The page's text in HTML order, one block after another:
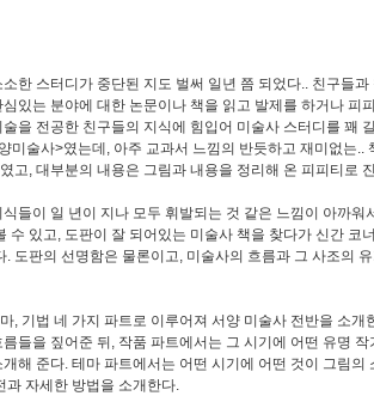
한 스터디가 중단된 지도 벌써 일년 쯤 되었다.. 친구들과
있는 분야에 대한 논문이나 책을 읽고 발제를 하거나 피
을 전공한 친구들의 지식에 힘입어 미술사 스터디를 꽤
미술사>였는데, 아주 교과서 느낌의 반듯하고 재미없는..
고, 대부분의 내용은 그림과 내용을 정리해 온 피피티로
들이 일 년이 지나 모두 휘발되는 것 같은 느낌이 아까워
수 있고, 도판이 잘 되어있는 미술사 책을 찾다가 신간 코
도판의 선명함은 물론이고, 미술사의 흐름과 그 사조의 유
, 기법 네 가지 파트로 이루어져 서양 미술사 전반을 소개
들을 짚어준 뒤, 작품 파트에서는 그 시기에 어떤 유명 작
해 준다. 테마 파트에서는 어떤 시기에 어떤 것이 그림의
과 자세한 방법을 소개한다.